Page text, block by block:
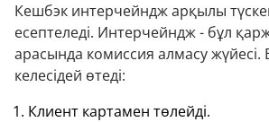
Кешбэк интерчейндж арқылы
есептеледі. Интерчейндж - бұл
арасында комиссия алмасу жүйесі.
келесідей өтеді:
Клиент картамен төлейді.